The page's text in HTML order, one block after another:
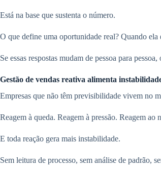
Está na base que sustenta o número.
O que define uma oportunidade real? Quando
Se essas respostas mudam de pessoa para
Gestão de vendas reativa alimenta
Empresas que não têm previsibilidade vivem no
Reagem à queda. Reagem à pressão. Reagem ao
E toda reação gera mais instabilidade.
Sem leitura de processo, sem análise de padrão,